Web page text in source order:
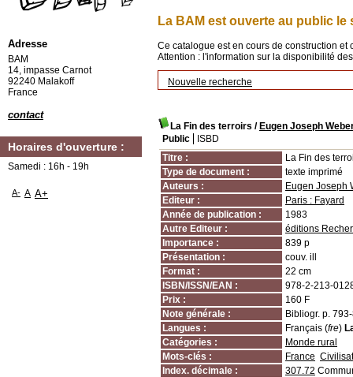
La BAM est ouverte au public le
Ce catalogue est en cours de construction
Attention : l'information sur la disponibilité
Nouvelle recherche
La Fin des terroirs / Eugen Joseph
Public
ISBD
Titre :
La Fin des
Type de document :
texte imprimé
Auteurs :
Eugen Joseph
Editeur :
Paris : Fayard
Année de publication :
1983
Autre Editeur :
éditions
Importance :
839 p
Présentation :
couv. ill
Format :
22 cm
ISBN/ISSN/EAN :
978-2-213-
Prix :
160 F
Note générale :
Bibliogr. p.
Langues :
Français (fre)
Catégories :
Monde rural
Mots-clés :
France
Index. décimale :
307.72
Adresse
BAM
14, impasse Carnot
92240 Malakoff
France
contact
Horaires d'ouverture :
Samedi : 16h - 19h
A- A A+